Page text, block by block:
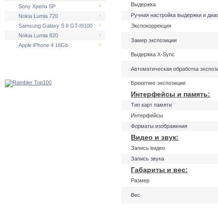
Выдержка
Ручная настройка выдержки и
Экспокоррекция
Замер экспозиции
Выдержка X-Sync
Автоматическая обработка
Брекетинг экспозиции
Интерфейсы и память:
Тип карт памяти
Интерфейсы
Форматы изображения
Видео и звук:
Запись видео
Запись звука
Габариты и вес:
Размер
Вес
Sony Xperia SP
Nokia Lumia 720
Samsung Galaxy S II GT-I9100
Nokia Lumia 820
Apple iPhone 4 16Gb